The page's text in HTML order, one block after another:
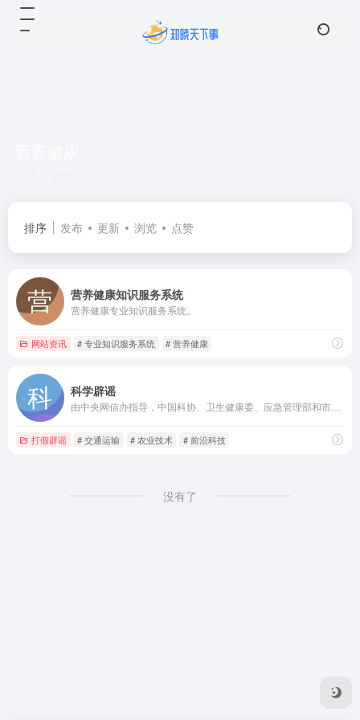
排序 发布 更新 浏览 点赞
营养健康知识服务系统
营养健康专业知识服务系统。
网站资讯 # 专业知识服务系统 # 营养健康
科学辟谣
打假辟谣 # 交通运输 # 农业技术 # 前沿科技
没有了